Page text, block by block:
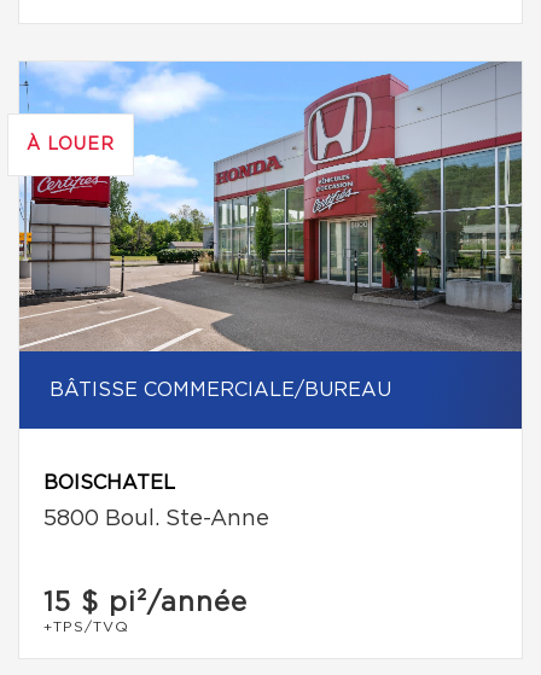
À LOUER
BÂTISSE COMMERCIALE/BUREAU
BOISCHATEL
5800 Boul. Ste-Anne
15 $ pi²/année
+TPS/TVQ